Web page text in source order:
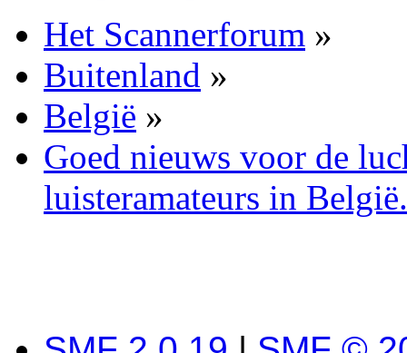
Het Scannerforum »
Buitenland »
België »
Goed nieuws voor de
luisteramateurs in België.